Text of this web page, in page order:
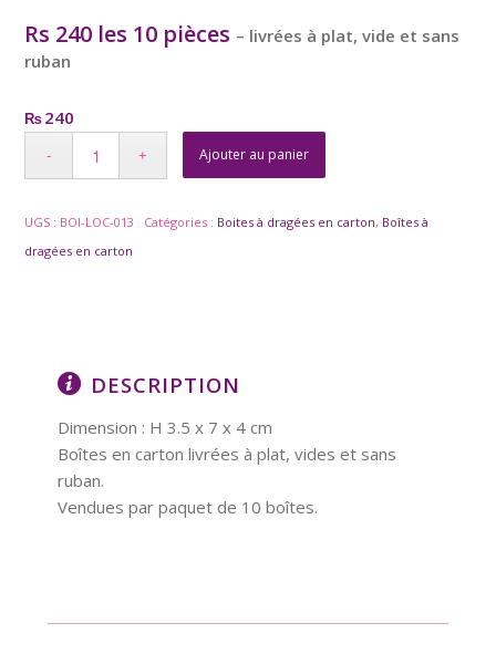
Rs 240 les 10 pièces – livrées à plat, vide et sans
ruban
₨240
Ajouter au panier
UGS : BOI-LOC-013 Catégories : Boites à dragées en carton, Boîtes à
dragées en carton
DESCRIPTION
Dimension : H 3.5 x 7 x 4 cm
Boîtes en carton livrées à plat, vides et sans
ruban.
Vendues par paquet de 10 boîtes.